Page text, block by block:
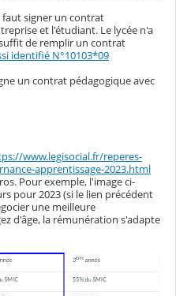
signer un contrat
et l'étudiant. Le lycée n'a
de remplir un contrat
identifié N°10103*09
un contrat pédagogique avec
www.legisocial.fr/reperes-
apprentissage-2023.html
Pour exemple, l'image ci-
pour 2023 (si le lien précédent
une meilleure
d'âge, la rémunération s'adapte